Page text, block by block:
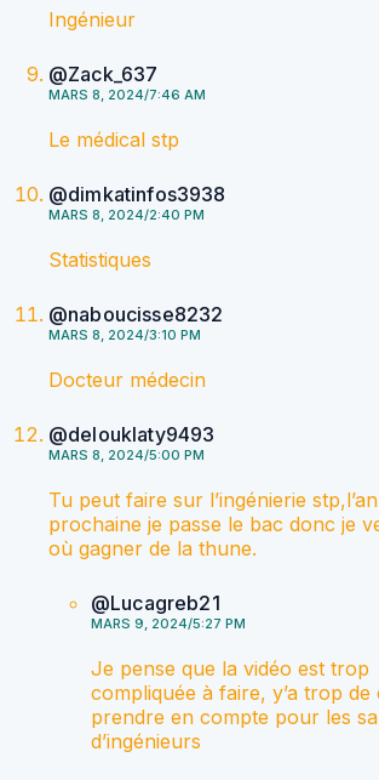
Ingénieur
@Zack_637
MARS 8, 2024/7:46 AM
Le médical stp
@dimkatinfos3938
MARS 8, 2024/2:40 PM
Statistiques
@naboucisse8232
MARS 8, 2024/3:10 PM
Docteur médecin
@delouklaty9493
MARS 8, 2024/5:00 PM
Tu peut faire sur l’ingénierie
prochaine je passe le bac donc je
où gagner de la thune.
@Lucagreb21
MARS 9, 2024/5:27 PM
Je pense que la vidéo est trop
compliquée à faire, y’a trop de
prendre en compte pour les
d’ingénieurs